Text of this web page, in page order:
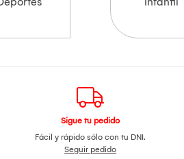
Sigue tu pedido
Fácil y rápido sólo con tu DNI.
Seguir pedido